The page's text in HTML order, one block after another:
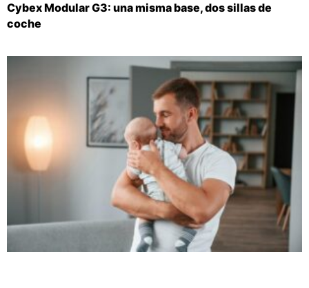
Cybex Modular G3: una misma base, dos sillas de
coche